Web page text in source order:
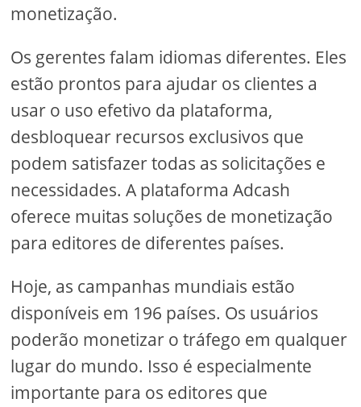
monetização.
Os gerentes falam idiomas diferentes. Eles
estão prontos para ajudar os clientes a
usar o uso efetivo da plataforma,
desbloquear recursos exclusivos que
podem satisfazer todas as solicitações e
necessidades. A plataforma Adcash
oferece muitas soluções de monetização
para editores de diferentes países.
Hoje, as campanhas mundiais estão
disponíveis em 196 países. Os usuários
poderão monetizar o tráfego em qualquer
lugar do mundo. Isso é especialmente
importante para os editores que